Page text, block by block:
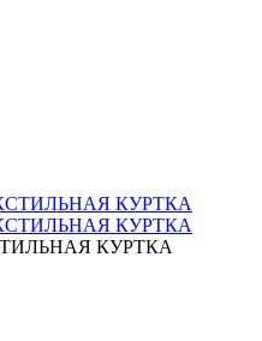
КУРТКА